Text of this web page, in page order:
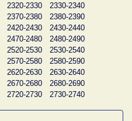
2320-2330
2330-2340
2370-2380
2380-2390
2420-2430
2430-2440
2470-2480
2480-2490
2520-2530
2530-2540
2570-2580
2580-2590
2620-2630
2630-2640
2670-2680
2680-2690
2720-2730 2730-2740